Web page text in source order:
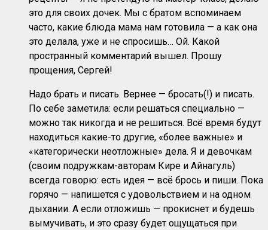
это для своих дочек. Мы с братом вспоминаем
часто, какие блюда мама нам готовила — а как она
это делала, уже и не спросишь… Ой. Какой
пространный комментарий вышел. Прошу
прощения, Сергей!
Надо брать и писать. Вернее — бросать(!) и писать.
По себе заметила: если решаться специально —
можно так никогда и не решиться. Всё время будут
находиться какие-то другие, «более важные» и
«категорически неотложные» дела. Я и девочкам
(своим подружкам-авторам Кире и Айнагуль)
всегда говорю: есть идея — всё брось и пиши. Пока
горячо — напишется с удовольствием и на одном
дыхании. А если отложишь — прокиснет и будешь
вымучивать, и это сразу будет ощущаться при